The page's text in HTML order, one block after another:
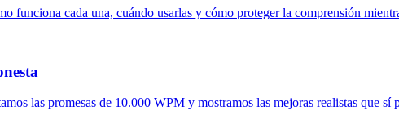
funciona cada una, cuándo usarlas y cómo proteger la comprensión
las promesas de 10.000 WPM y mostramos las mejoras realistas que sí